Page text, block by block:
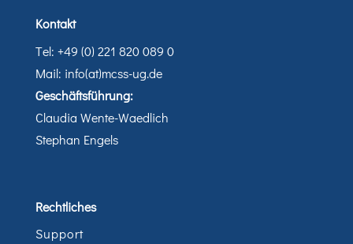
Kontakt
Tel: +49 (0) 221 820 089 0
Mail: info(at)mcss-ug.de
Geschäftsführung:
Claudia Wente-Waedlich
Stephan Engels
Rechtliches
Support